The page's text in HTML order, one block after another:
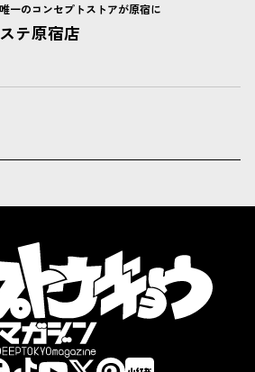
一のコンセプトストアが原宿に
テ原宿店